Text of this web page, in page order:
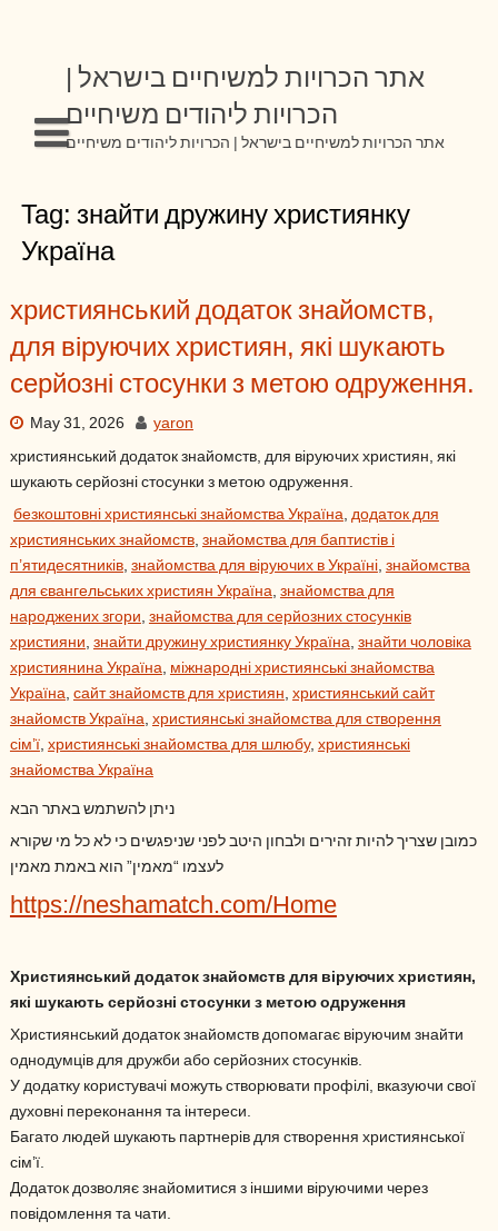
אתר הכרויות למשיחיים בישראל |
הכרויות ליהודים משיחיים
אתר הכרויות למשיחיים בישראל | הכרויות ליהודים משיחיים
Tag: знайти дружину християнку
Україна
християнський додаток знайомств,
для віруючих християн, які шукають
серйозні стосунки з метою одруження.
May 31, 2026 yaron
християнський додаток знайомств, для віруючих християн, які
шукають серйозні стосунки з метою одруження.
безкоштовні християнські знайомства Україна, додаток для
християнських знайомств, знайомства для баптистів і
п’ятидесятників, знайомства для віруючих в Україні, знайомства
для євангельських християн Україна, знайомства для
народжених згори, знайомства для серйозних стосунків
християни, знайти дружину християнку Україна, знайти чоловіка
християнина Україна, міжнародні християнські знайомства
Україна, сайт знайомств для християн, християнський сайт
знайомств Україна, християнські знайомства для створення
сім’ї, християнські знайомства для шлюбу, християнські
знайомства Україна
ניתן להשתמש באתר הבא
כמובן שצריך להיות זהירים ולבחון היטב לפני שניפגשים כי לא כל מי שקורא
לעצמו “מאמין” הוא באמת מאמין
https://neshamatch.com/Home
Християнський додаток знайомств для віруючих християн,
які шукають серйозні стосунки з метою одруження
Християнський додаток знайомств допомагає віруючим знайти
однодумців для дружби або серйозних стосунків.
У додатку користувачі можуть створювати профілі, вказуючи свої
духовні переконання та інтереси.
Багато людей шукають партнерів для створення християнської
сім’ї.
Додаток дозволяє знайомитися з іншими віруючими через
повідомлення та чати.